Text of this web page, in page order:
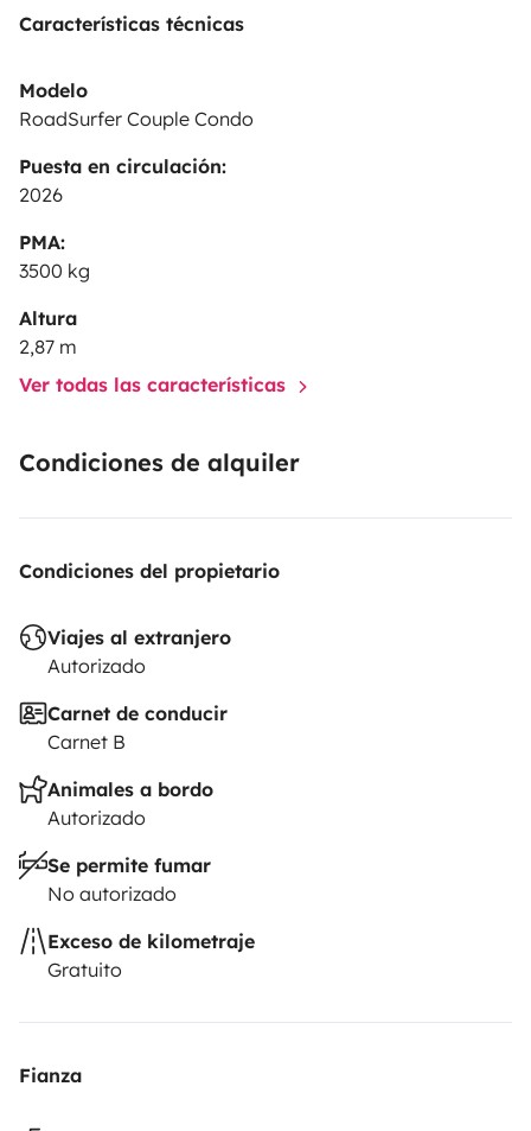
Características técnicas
Modelo
RoadSurfer Couple Condo
Puesta en circulación:
2026
PMA:
3500 kg
Altura
2,87 m
Ver todas las características
Condiciones de alquiler
Condiciones del propietario
Viajes al extranjero
Autorizado
Carnet de conducir
Carnet B
Animales a bordo
Autorizado
Se permite fumar
No autorizado
Exceso de kilometraje
Gratuito
Fianza